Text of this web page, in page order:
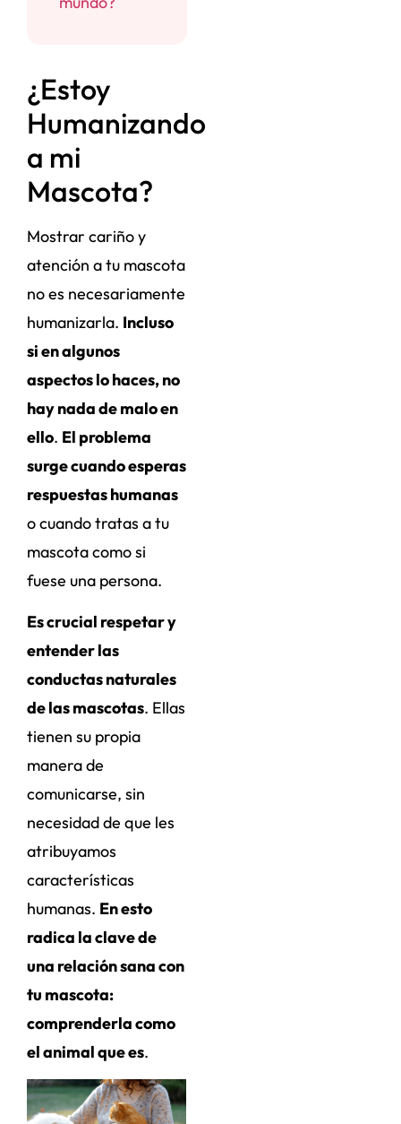
¿Estoy
Humanizando
a mi
Mascota?
Mostrar cariño y
atención a tu mascota
no es necesariamente
humanizarla. Incluso
si en algunos
aspectos lo haces, no
hay nada de malo en
ello. El problema
surge cuando esperas
respuestas humanas
o cuando tratas a tu
mascota como si
fuese una persona.
Es crucial respetar y
entender las
conductas naturales
de las mascotas. Ellas
tienen su propia
manera de
comunicarse, sin
necesidad de que les
atribuyamos
características
humanas. En esto
radica la clave de
una relación sana con
tu mascota:
comprenderla como
el animal que es.